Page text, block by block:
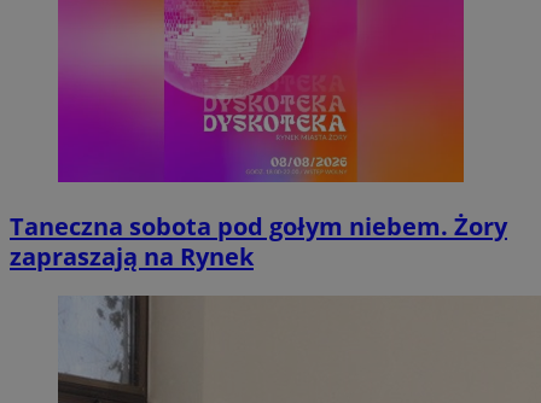
Taneczna sobota pod gołym niebem. Żory
zapraszają na Rynek